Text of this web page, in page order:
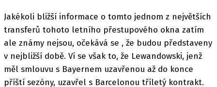
Jakékoli bližší informace o tomto jednom z největších
transferů tohoto letního přestupového okna zatím
ale známy nejsou, očekává se , že budou představeny
v nejbližší době. Ví se však to, že Lewandowski, jenž
měl smlouvu s Bayernem uzavřenou až do konce
příští sezóny, uzavřel s Barcelonou tříletý kontrakt.